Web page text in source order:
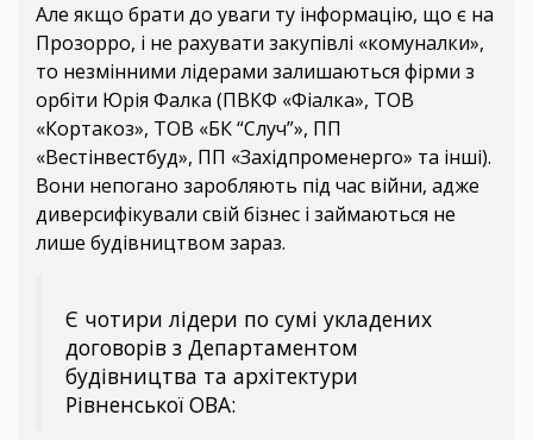
Але якщо брати до уваги ту інформацію, що є на
Прозорро, і не рахувати закупівлі «комуналки»,
то незмінними лідерами залишаються фірми з
орбіти Юрія Фалка (ПВКФ «Фіалка», ТОВ
«Кортакоз», ТОВ «БК “Случ”», ПП
«Вестінвестбуд», ПП «Західпроменерго» та інші).
Вони непогано заробляють під час війни, адже
диверсифікували свій бізнес і займаються не
лише будівництвом зараз.
Є чотири лідери по сумі укладених
договорів з Департаментом
будівництва та архітектури
Рівненської ОВА: